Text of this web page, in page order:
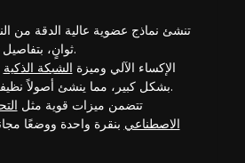
تنشئ نماذج عضوية عالية الدقة من
ثوانٍ، بتفاصيل تتجاوز المنافسين.
الإكساء الآلي وميزة الشبكة الذكية
بشكل كبير، مما ينشئ أصولاً نظيفة وجاهزة للألعاب.
تتضمن ميزات قوية مثل
الاصطناعي بنقرة واحدة ووضعًا